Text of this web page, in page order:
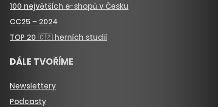
100 největších e-shopů v Česku
CC25 – 2024
TOP 20 🇨🇿 herních studií
DÁLE TVOŘÍME
Newslettery
Podcasty